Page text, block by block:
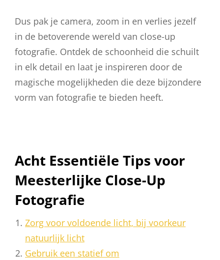
Dus pak je camera, zoom in en verlies jezelf
in de betoverende wereld van close-up
fotografie. Ontdek de schoonheid die schuilt
in elk detail en laat je inspireren door de
magische mogelijkheden die deze bijzondere
vorm van fotografie te bieden heeft.
Acht Essentiële Tips voor
Meesterlijke Close-Up
Fotografie
Zorg voor voldoende licht, bij voorkeur
natuurlijk licht
Gebruik een statief om